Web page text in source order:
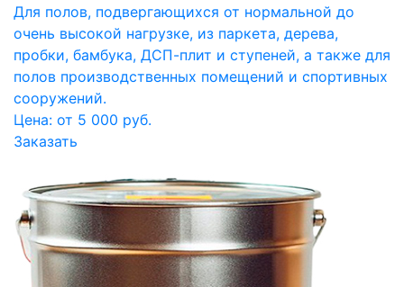
Для полов, подвергающихся от нормальной до
очень высокой нагрузке, из паркета, дерева,
пробки, бамбука, ДСП-плит и ступеней, а также для
полов производственных помещений и спортивных
сооружений.
Цена: от 5 000 руб.
Заказать